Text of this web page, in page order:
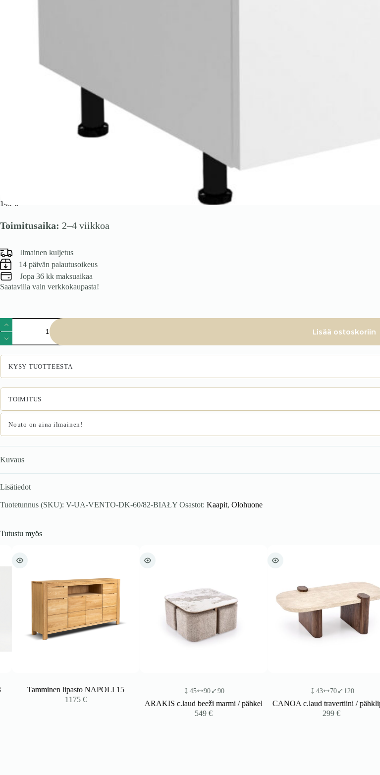
149 €
Toimitusaika: 2–4 viikkoa
Ilmainen kuljetus
14 päivän palautusoikeus
Jopa 36 kk maksuaikaa
Saatavilla vain verkkokaupasta!
VENTO
DK-
60/82
allaski,
väri:
valkoinen
Lisää ostoskoriin
KYSY TUOTTEESTA
TOIMITUS
Nouto on aina ilmainen!
Kuvaus
Lisätiedot
Tuotetunnus (SKU): V-UA-VENTO-DK-60/82-BIAŁY Osastot: Kaapit, Olohuone
Tutustu myös
Tamminen lipasto NAPOLI 15
1175€
45 90 90
ARAKIS c.laud beeži marmi / pähkel
549€
43 70 120
CANOA c.laud travertiini / pähklipuu
299€